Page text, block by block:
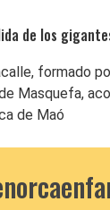
de los
formado
Masquefa,
de Maó